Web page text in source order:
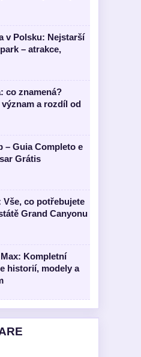
v Polsku: Nejstarší
– atrakce,
co znamená?
význam a rozdíl od
– Guia Completo e
Grátis
Vše, co potřebujete
Grand Canyonu
Kompletní
historií, modely a